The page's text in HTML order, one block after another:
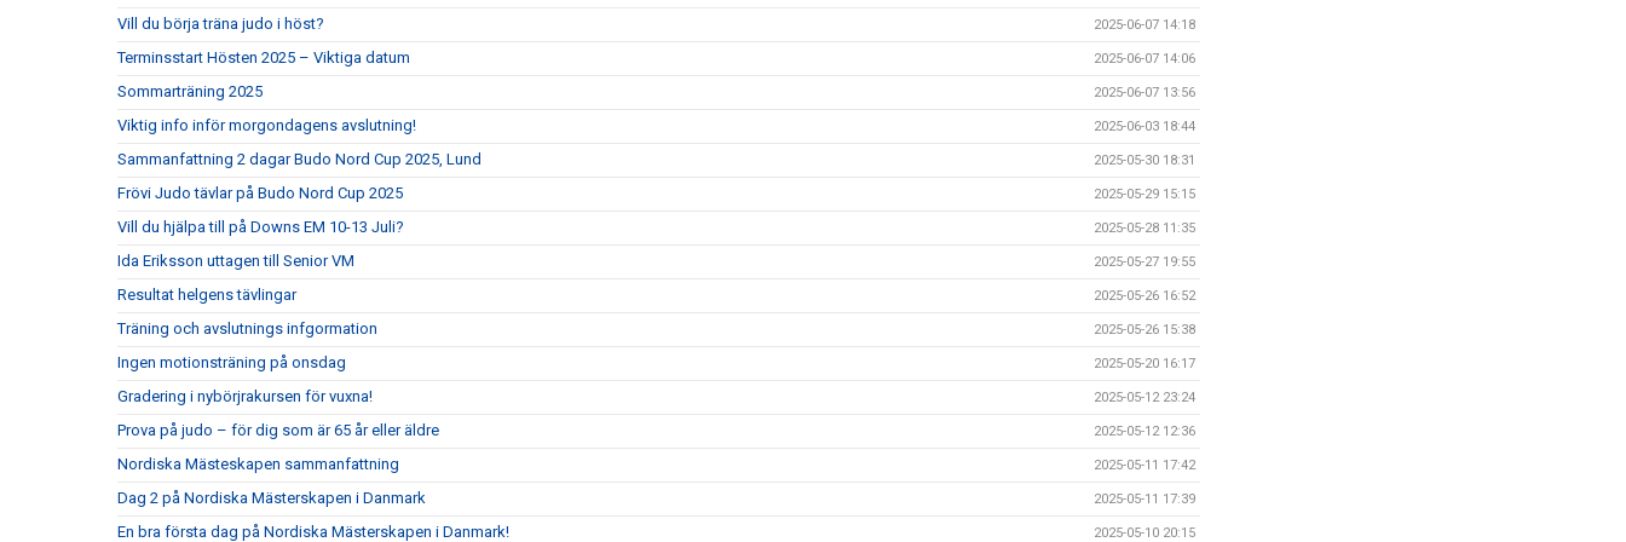
Vill du börja träna judo i höst? 2025-06-07 14:18
Terminsstart Hösten 2025 – Viktiga datum 2025-06-07 14:06
Sommarträning 2025 2025-06-07 13:56
Viktig info inför morgondagens avslutning! 2025-06-03 18:44
Sammanfattning 2 dagar Budo Nord Cup 2025, Lund 2025-05-30 18:31
Frövi Judo tävlar på Budo Nord Cup 2025 2025-05-29 15:15
Vill du hjälpa till på Downs EM 10-13 Juli? 2025-05-28 11:35
Ida Eriksson uttagen till Senior VM 2025-05-27 19:55
Resultat helgens tävlingar 2025-05-26 16:52
Träning och avslutnings infgormation 2025-05-26 15:38
Ingen motionsträning på onsdag 2025-05-20 16:17
Gradering i nybörjrakursen för vuxna! 2025-05-12 23:24
Prova på judo – för dig som är 65 år eller äldre 2025-05-12 12:36
Nordiska Mästeskapen sammanfattning 2025-05-11 17:42
Dag 2 på Nordiska Mästerskapen i Danmark 2025-05-11 17:39
En bra första dag på Nordiska Mästerskapen i Danmark! 2025-05-10 20:15